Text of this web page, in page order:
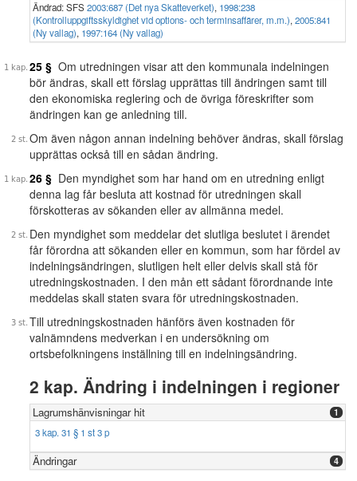
Ändrad: SFS2003:687 (Det nya Skatteverket), 1998:238
(Kontrolluppgiftsskyldighet vid options- och terminsaffärer, m.m.), 2005:841
(Ny vallag), 1997:164 (Ny vallag)
25 § Om utredningen visar att den kommunala indelningen
bör ändras, skall ett förslag upprättas till ändringen samt till
den ekonomiska reglering och de övriga föreskrifter som
ändringen kan ge anledning till.
Om även någon annan indelning behöver ändras, skall förslag
upprättas också till en sådan ändring.
26 § Den myndighet som har hand om en utredning enligt
denna lag får besluta att kostnad för utredningen skall
förskotteras av sökanden eller av allmänna medel.
Den myndighet som meddelar det slutliga beslutet i ärendet
får förordna att sökanden eller en kommun, som har fördel av
indelningsändringen, slutligen helt eller delvis skall stå för
utredningskostnaden. I den mån ett sådant förordnande inte
meddelas skall staten svara för utredningskostnaden.
Till utredningskostnaden hänförs även kostnaden för
valnämndens medverkan i en undersökning om
ortsbefolkningens inställning till en indelningsändring.
2 kap. Ändring i indelningen i regioner
Lagrumshänvisningar hit 1
3 kap. 31 § 1 st 3 p
Ändringar 4